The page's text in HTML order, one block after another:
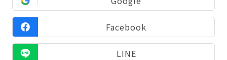
Facebook
LINE